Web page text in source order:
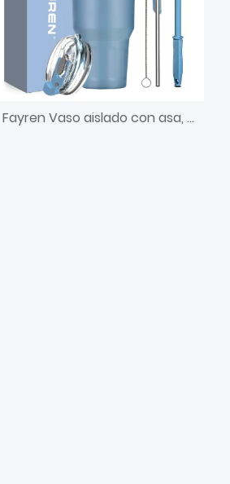
Fayren Vaso aislado con asa, taza de acero inoxidable al vacío de doble pared con pajita y tapas, para bebidas frías/calientes, a prueba de fugas, taza de viaje de café